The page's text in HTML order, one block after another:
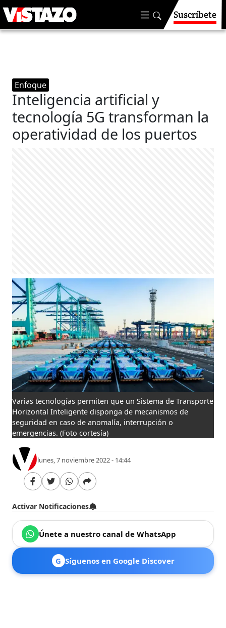
Suscríbete
Enfoque
Inteligencia artificial y
tecnología 5G transforman la
operatividad de los puertos
Varias tecnologías permiten que un Sistema de Transporte
Horizontal Inteligente disponga de mecanismos de
seguridad en caso de anomalía, interrupción o
emergencias. (Foto cortesía)
lunes, 7 noviembre 2022 - 14:44
Activar Notificaciones
Únete a nuestro canal de WhatsApp
G Síguenos en Google Discover